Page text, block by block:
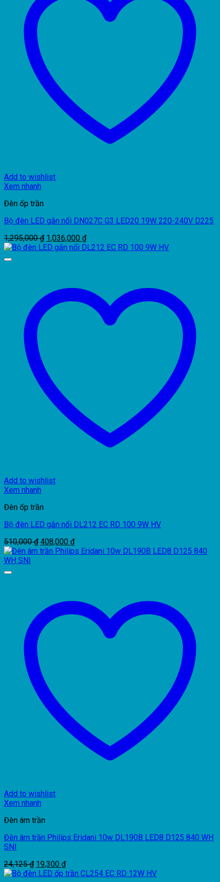
Add to wishlist
Xem nhanh
Đèn ốp trần
Bộ đèn LED gắn nổi DN027C G3 LED20 19W 220-240V D225
1,295,000₫ Giá
gốc
1,036,000 ₫Giá
hiện
Add to wishlist
Xem nhanh
Đèn ốp trần
Bộ đèn LED gắn nổi DL212 EC RD 100 9W HV
510,000₫ Giá
gốc
408,000 ₫Giá
hiện
Add to wishlist
Xem nhanh
Đèn âm trần
Đèn âm trần Philips Eridani 10w DL190B LED8 D125 840 WH
SNI
24,125₫ Giá
gốc
19,300 ₫Giá
hiện